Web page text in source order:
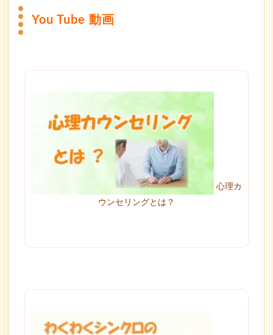
You Tube 動画
心理カ
ウンセリングとは？